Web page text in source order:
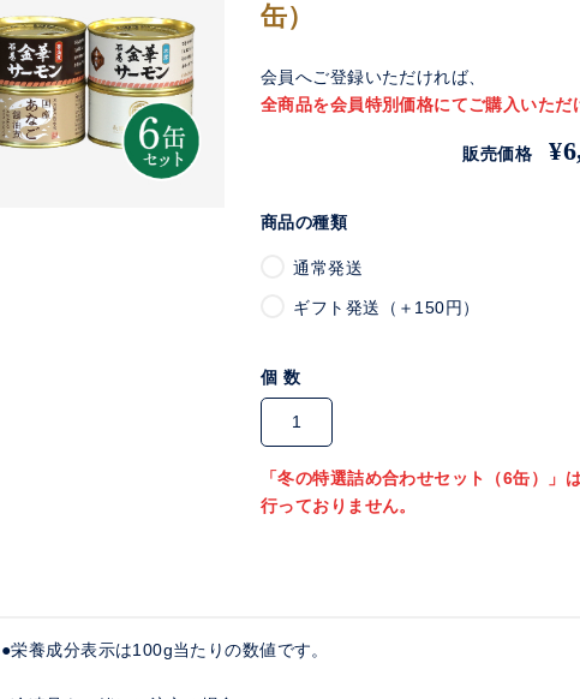
缶）
会員へご登録いただければ、
全商品を会員特別価格にてご購入いただ
販売価格
商品の種類
通常発送
ギフト発送（＋150円）
個 数
「冬の特選詰め合わせセット（6缶）」
行っておりません。
●栄養成分表示は100g当たりの数値です。